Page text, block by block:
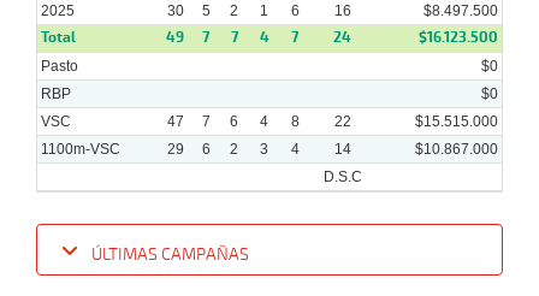
2025 30 5 2 1 6 16 $8.497.500
Total 49 7 7 4 7 24 $16.123.500
Pasto
$0
RBP
$0
VSC
47 7 6 4 8 22
$15.515.000
1100m-VSC
29 6 2 3 4 14
$10.867.000
D.S.C
ÚLTIMAS CAMPAÑAS